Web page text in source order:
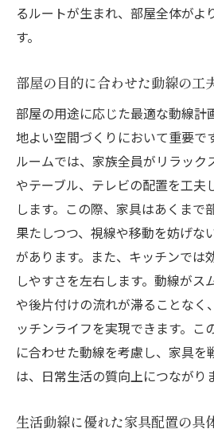
るルートが生まれ、部屋全体がよ
す。
部屋の目的に合わせた動線の工
部屋の用途に応じた最適な動線計
地よい空間づくりにおいて重要で
ルームでは、家族全員がリラック
やテーブル、テレビの配置を工夫
します。この際、家具はあくまで
果たしつつ、視線や移動を妨げな
があります。また、キッチンでは
しやすさを左右します。動線がス
や後片付けの流れが滞ることなく
ッチンライフを実現できます。こ
に合わせた動線を考慮し、家具を
は、日常生活の質向上につながり
生活動線に優れた家具配置の具